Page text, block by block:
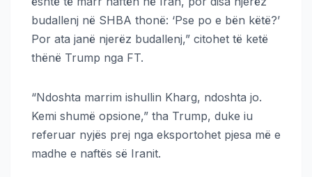
budallenj në SHBA thonë: ‘Pse po e bën këtë?’
Por ata janë njerëz budallenj,” citohet të ketë
thënë Trump nga FT.
“Ndoshta marrim ishullin Kharg, ndoshta jo.
Kemi shumë opsione,” tha Trump, duke iu
referuar nyjës prej nga eksportohet pjesa më e
madhe e naftës së Iranit.